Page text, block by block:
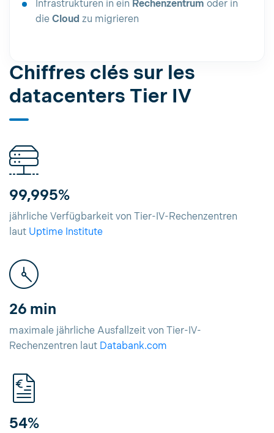
Infrastrukturen in ein Rechenzentrum oder in
die Cloud zu migrieren
Chiffres clés sur les
datacenters Tier IV
99,995%
jährliche Verfügbarkeit von Tier-IV-Rechenzentren
laut Uptime Institute
26 min
maximale jährliche Ausfallzeit von Tier-IV-
Rechenzentren laut Databank.com
54%